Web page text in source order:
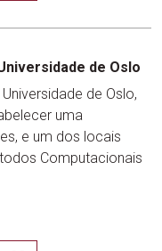
de Oslo
de Oslo,
uma
e um dos locais
Computacionais